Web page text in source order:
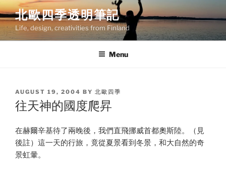
Skip
to
content
北歐四季透明筆記
Life, design, creativities from Finland
Menu
POSTED
ON
AUGUST 19, 2004 BY 北歐四季
往天神的國度爬昇
在赫爾辛基待了兩晚後，我們直飛挪威首都奧斯陸。（見
後註）這一天的行旅，竟從夏景看到冬景，和大自然的奇
景虹暈。